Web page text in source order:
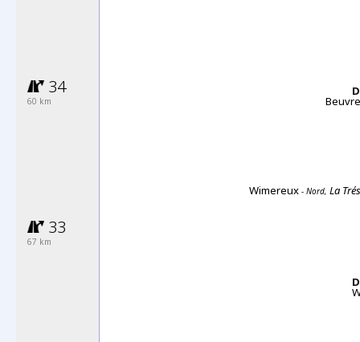
34
60 km
Wimereux - Nord, La
33
67 km